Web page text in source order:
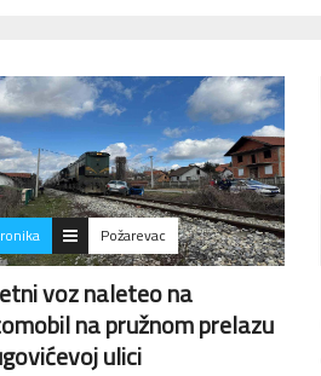
Požarevac
voz naleteo na
na pružnom prelazu
ulici